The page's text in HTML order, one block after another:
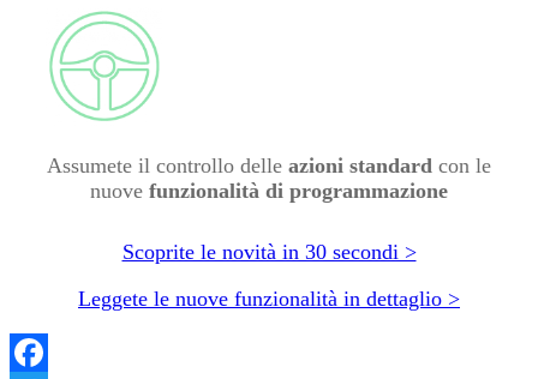
Assumete il controllo delle azioni standard con le
nuove funzionalità di programmazione
Scoprite le novità in 30 secondi >
Leggete le nuove funzionalità in dettaglio >